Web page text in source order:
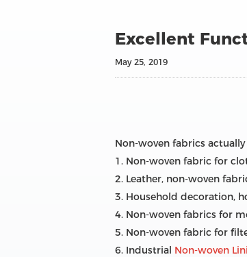
Excellent
May 25, 2019
Non-woven fabrics
1. Non-woven fabric for
2. Leather, non-woven
3. Household decoration,
4. Non-woven fabrics for
5. Non-woven fabric for
6. Industrial Non-woven